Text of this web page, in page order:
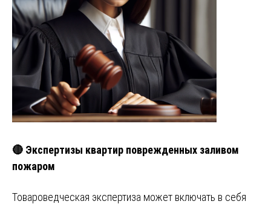
🔴 Экспертизы квартир поврежденных заливом
пожаром
Товароведческая экспертиза может включать в себя